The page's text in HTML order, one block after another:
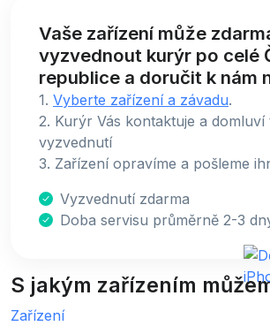
Vaše zařízení může
vyzvednout kurýr po celé
republice a doručit k nám
1. Vyberte zařízení a závadu.
2. Kurýr Vás kontaktuje a domluví
vyzvednutí
3. Zařízení opravíme a pošleme
Vyzvednutí zdarma
Doba servisu průměrně 2-3
S jakým zařízením
Zařízení